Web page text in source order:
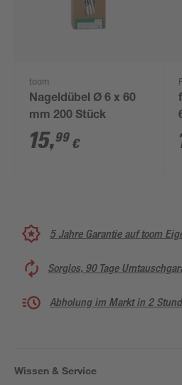
toom
Nageldübel Ø 6 x 60
mm 200 Stück
15,99 €
5 Jahre Garantie auf toom
Sorglos, 90 Tage
Abholung im Markt in 2
Wissen & Service